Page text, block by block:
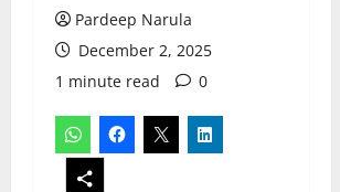
Pardeep Narula
December 2, 2025
1 minute read
0